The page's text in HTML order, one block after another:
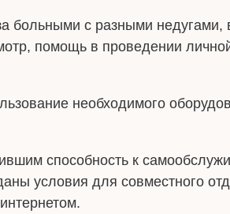
больными с разными
помощь в проведении
необходимого
способность к
условия для совместного